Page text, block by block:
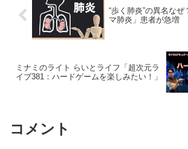
“歩く肺炎”の異名な
マ肺炎」患者が急増
ミナミのライト らいとライフ「超次元ラ
イブ381：ハードゲームを楽しみたい！」
コメント